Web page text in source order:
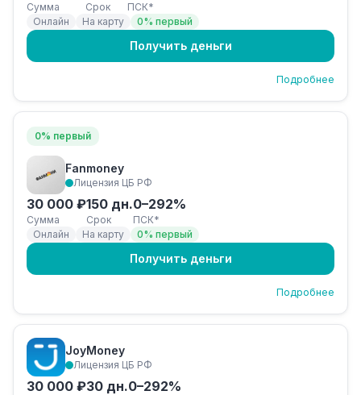
Сумма Срок
ПСК*
Онлайн
На карту 0% первый
Получить деньги
Подробнее
0% первый
Fanmoney
Лицензия ЦБ РФ
30 000 ₽
Сумма
150 дн.
Срок
0–292%
ПСК*
Онлайн
На карту 0% первый
Получить деньги
Подробнее
JoyMoney
Лицензия ЦБ РФ
30 000 ₽30 дн.0–292%